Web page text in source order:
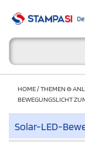
HOME/THEMEN &
BEWEGUNGSLICHT
Solar-LED-